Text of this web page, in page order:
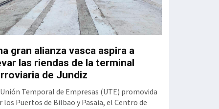
gran alianza vasca aspira a
las riendas de la terminal
de Jundiz
Temporal de Empresas (UTE) promovida
los Puertos de Bilbao y Pasaia, el Centro de